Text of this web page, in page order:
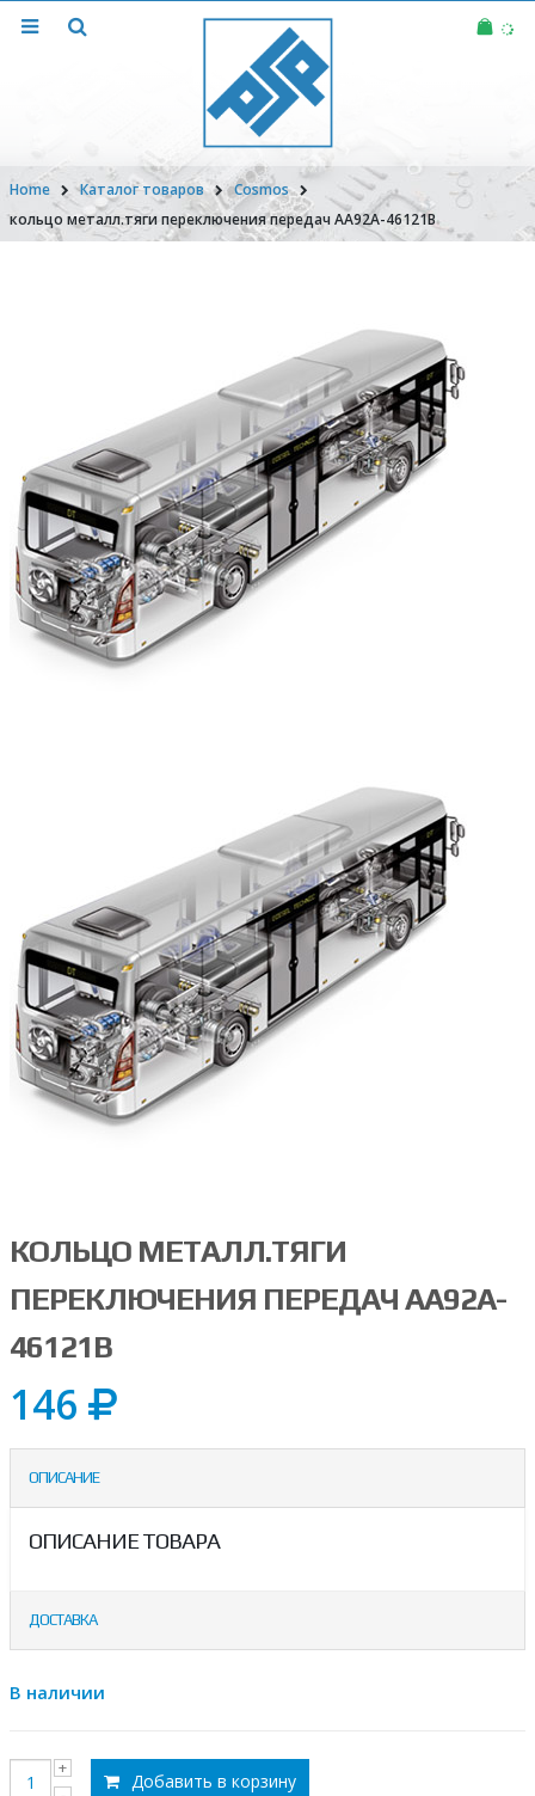
Home Каталог товаров
Cosmos
кольцо металл.тяги переключения передач AA92A-46121B
КОЛЬЦО МЕТАЛЛ.ТЯГИ
ПЕРЕКЛЮЧЕНИЯ ПЕРЕДАЧ AA92A-
46121B
146
ОПИСАНИЕ
ОПИСАНИЕ ТОВАРА
ДОСТАВКА
В наличии
Добавить в корзину